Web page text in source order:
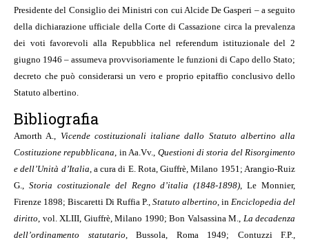
Presidente del Consiglio dei Ministri con cui Alcide De Gasperi – a seguito
della dichiarazione ufficiale della Corte di Cassazione circa la prevalenza
dei voti favorevoli alla Repubblica nel referendum istituzionale del 2
giugno 1946 – assumeva provvisoriamente le funzioni di Capo dello Stato;
decreto che può considerarsi un vero e proprio epitaffio conclusivo dello
Statuto albertino.
Bibliografia
Amorth A., Vicende costituzionali italiane dallo Statuto albertino alla
Costituzione repubblicana, in Aa.Vv., Questioni di storia del Risorgimento
e dell’Unità d’Italia, a cura di E. Rota, Giuffrè, Milano 1951; Arangio-Ruiz
G., Storia costituzionale del Regno d’italia (1848-1898), Le Monnier,
Firenze 1898; Biscaretti Di Ruffia P., Statuto albertino, in Enciclopedia del
diritto, vol. XLIII, Giuffrè, Milano 1990; Bon Valsassina M., La decadenza
dell’ordinamento statutario, Bussola, Roma 1949; Contuzzi F.P.,